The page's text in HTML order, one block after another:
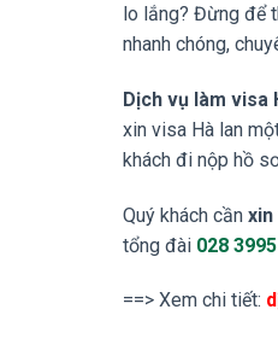
lo lắng? Đừng để
nhanh chóng,
Dịch vụ làm visa
xin visa Hà lan
khách đi nộp hồ
Quý khách cần xin
tổng đài 028
==> Xem chi tiết: